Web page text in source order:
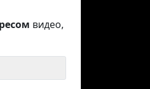
видео,